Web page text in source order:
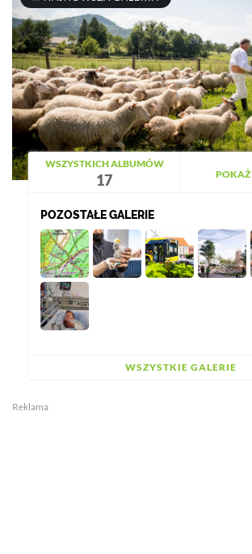
WSZYSTKICH ALBUMÓW
17 POKAŻ
POZOSTAŁE GALERIE
WSZYSTKIE GALERIE
Reklama